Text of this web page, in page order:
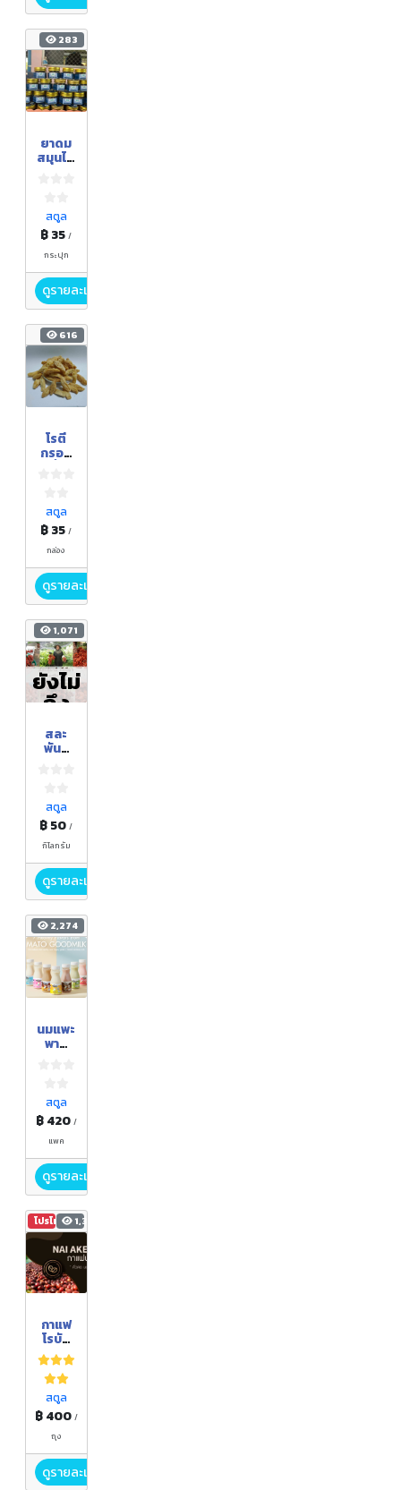
283
ยาดม
สมุนไพ
สตูล
฿ 35/
กระปุก
ดูรายละเอียด
616
โรตี
กรอบ
กรัม)
สตูล
฿ 35/
กล่อง
ดูรายละเอียด
1,071
ยังไม่
ถึง
ฤดูกา
ล
สละ
พันธุ์
สตูล
฿ 50/
กิโลกรัม
ดูรายละเอียด
2,274
นมแพะ
พาส
แพ็ค
12 ขวด
สตูล
฿ 420 /
แพค
ดูรายละเอียด
โปรโมชัน 1,354
กาแฟ
โรบัส
ต้า
500
กรัม
สตูล
฿ 400 /
ถุง
ดูรายละเอียด